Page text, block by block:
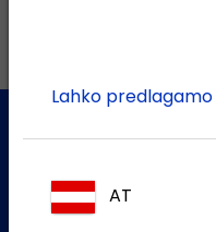
Služba za
Za dodatne informacije
Lahko predlagamo
AT